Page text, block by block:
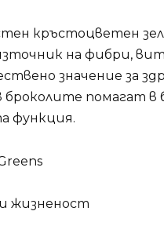
кръстоцветен
на фибри,
значение за
помагат в
функция.
жизненост